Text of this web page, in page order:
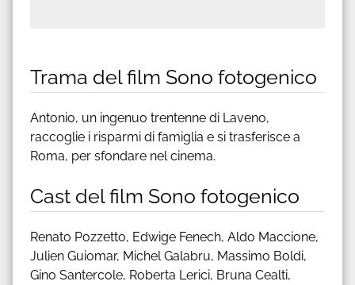
Trama del film Sono fotogenico
Antonio, un ingenuo trentenne di Laveno,
raccoglie i risparmi di famiglia e si trasferisce a
Roma, per sfondare nel cinema.
Cast del film Sono fotogenico
Renato Pozzetto, Edwige Fenech, Aldo Maccione,
Julien Guiomar, Michel Galabru, Massimo Boldi,
Gino Santercole, Roberta Lerici, Bruna Cealti,